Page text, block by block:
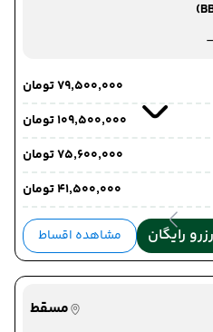
-
۷۹٬۵۰۰٬۰۰۰ تومان
۱۰۹٬۵۰۰٬۰۰۰ تومان
۷۵٬۶۰۰٬۰۰۰ تومان
۴۱٬۵۰۰٬۰۰۰ تومان
رایگان مشاهده اقساط
مسقط